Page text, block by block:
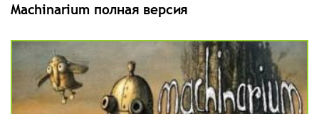
Machinarium полная версия